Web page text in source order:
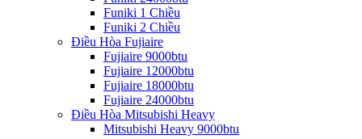
Funiki 1 Chiều
Funiki 2 Chiều
Điều Hòa Fujiaire
Fujiaire 9000btu
Fujiaire 12000btu
Fujiaire 18000btu
Fujiaire 24000btu
Điều Hòa Mitsubishi Heavy
Mitsubishi Heavy 9000btu